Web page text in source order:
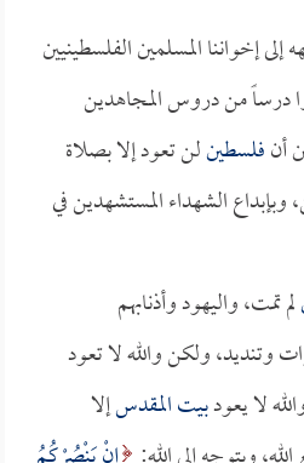
إخواننا المسلمين الفلسطينيين
درساً من دروس المجاهدين
أنفلسطينلن تعود إلا بصلاة
وبإبداع الشهداء المستشهدين في
لم تمت، واليهود وأذنابهم
وتنديد، ولكن والله لا تعود
لا يعودبيت المقدسإلا